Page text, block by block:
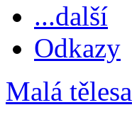
...další
Odkazy
Malá tělesa